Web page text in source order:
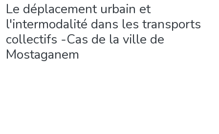
Le déplacement urbain et
l'intermodalité dans les transports
collectifs -Cas de la ville de
Mostaganem